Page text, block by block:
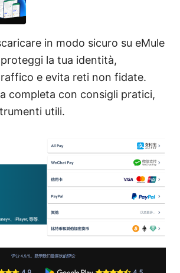
in modo sicuro su eMule
la tua identità,
e evita reti non fidate.
completa con consigli pratici,
utili.